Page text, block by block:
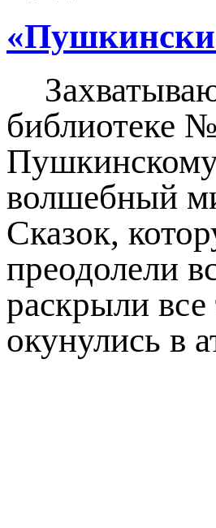
библиотеке
волшебный
Сказок,
преодолели
раскрыли
окунулись в